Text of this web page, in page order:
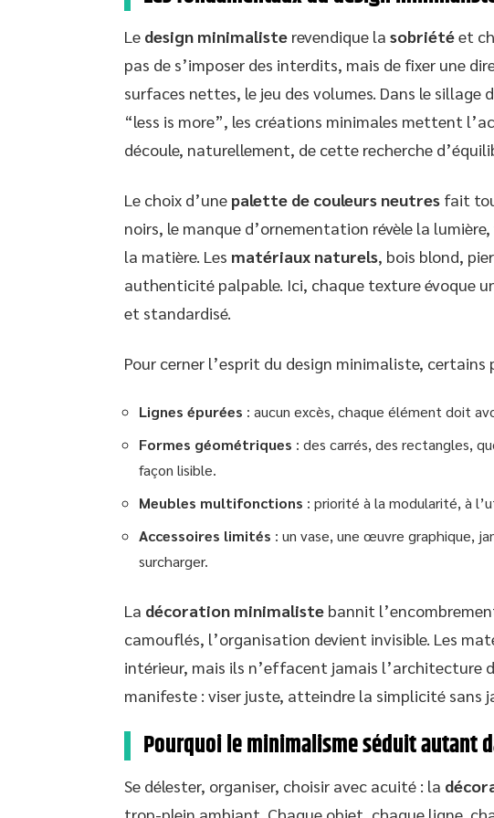
Le design minimaliste revendique la sobriétéet
pas de s’imposer des interdits, mais de fixer une
surfaces nettes, le jeu des volumes. Dans le sillage
“less is more”, les créations minimales mettent
découle, naturellement, de cette recherche
Le choix d’une palette de couleurs neutres fait
noirs, le manque d’ornementation révèle la
la matière. Les matériaux naturels, bois blond,
authenticité palpable. Ici, chaque texture évoque
et standardisé.
Pour cerner l’esprit du design minimaliste,
Lignes épurées : aucun excès, chaque élément doit
Formes géométriques : des carrés, des rectangles,
façon lisible.
Meubles multifonctions : priorité à la modularité, à
Accessoires limités : un vase, une œuvre graphique,
surcharger.
La décoration minimaliste bannit
camouflés, l’organisation devient invisible. Les
intérieur, mais ils n’effacent jamais l’architecture
manifeste : viser juste, atteindre la simplicité sans
Pourquoi le minimalisme séduit autant
Se délester, organiser, choisir avec acuité : la